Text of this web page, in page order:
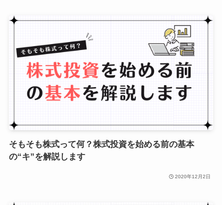
そもそも株式って何？株式投資を始める前の基本
の“キ”を解説します
2020年12月2日